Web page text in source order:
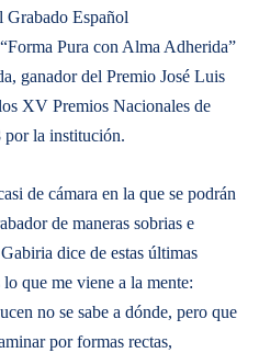
Grabado Español
Pura con Alma Adherida”
ganador del Premio José Luis
XV Premios Nacionales de
por la institución.
de cámara en la que se podrán
de maneras sobrias e
dice de estas últimas
que me viene a la mente:
no se sabe a dónde, pero que
por formas rectas,